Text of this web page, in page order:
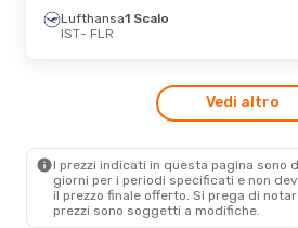
Lufthansa1 Scalo
IST- FLR
Vedi altro
I prezzi indicati in questa pagina sono
giorni per i periodi specificati e non
il ​​prezzo finale offerto. Si prega di
prezzi sono soggetti a modifiche.